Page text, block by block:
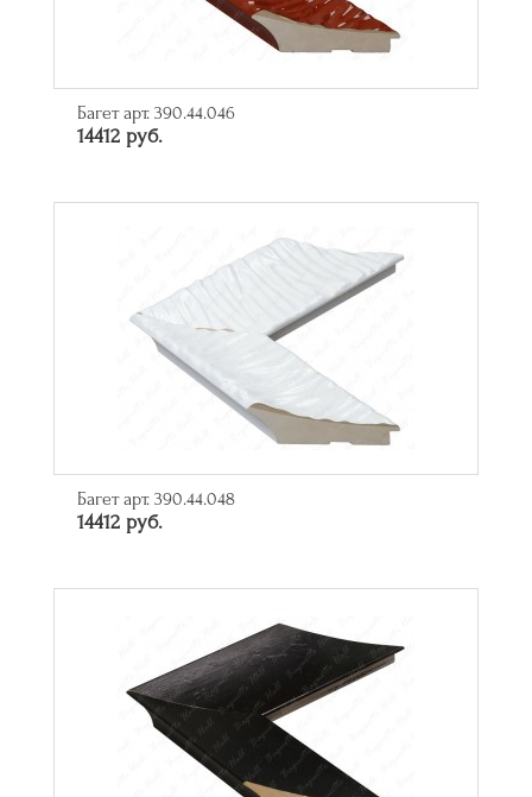
Багет арт. 390.44.046
14412 руб.
Багет арт. 390.44.048
14412 руб.